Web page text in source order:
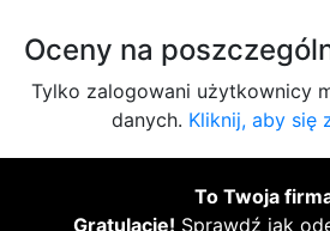
Oceny na
Tylko zalogowani użytkownicy
danych. Kliknij, aby się
To Twoja
Gratulacje! Sprawdź jak